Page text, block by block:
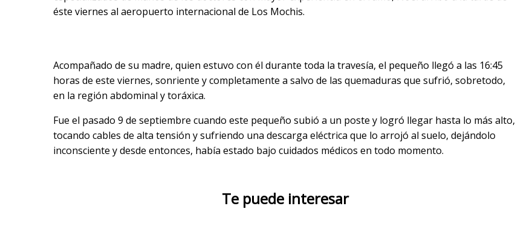
éste viernes al aeropuerto internacional de Los Mochis.
Acompañado de su madre, quien estuvo con él durante toda la travesía, el pequeño llegó a las 16:45
horas de este viernes, sonriente y completamente a salvo de las quemaduras que sufrió, sobretodo,
en la región abdominal y toráxica.
Fue el pasado 9 de septiembre cuando este pequeño subió a un poste y logró llegar hasta lo más alto,
tocando cables de alta tensión y sufriendo una descarga eléctrica que lo arrojó al suelo, dejándolo
inconsciente y desde entonces, había estado bajo cuidados médicos en todo momento.
Te puede interesar